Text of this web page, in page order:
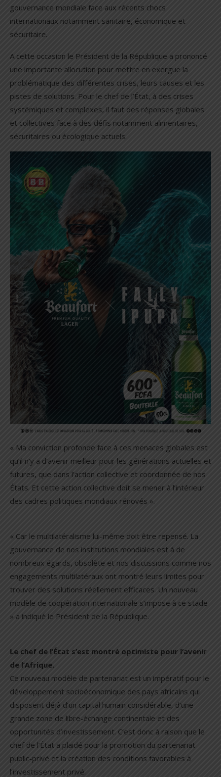
gouvernance mondiale face aux récents chocs
internationaux notamment sanitaire, économique et
sécuritaire.
A cette occasion le Président de la République a prononcé
une importante allocution pour mettre en exergue la
problématique des différentes crises, leurs causes et les
pistes de solutions. Pour le chef de l’État, à des crises
systémiques et complexes, il faut des réponses globales
et collectives face à des défis notamment alimentaires,
sécuritaires ou écologique actuels.
« Ma conviction profonde face à ces menaces globales est
qu’il n’y a d’avenir meilleur pour les générations actuelles et
futures, que dans l’action collective et coordonnée de nos
États. Et cette action collective doit se mener à l’intérieur
des cadres politiques mondiaux rénovés ».
« Car le multilatéralisme lui-même doit être repensé. La
gouvernance de nos institutions mondiales est à de
nombreux égards, obsolète et nos discussions comme nos
engagements multilatéraux ont montré leurs limites pour
trouver des solutions réellement efficaces. Un nouveau
modèle de coopération internationale s’impose à ce stade
» a indiqué le Président de la République.
Le chef de l’État s’est montré optimiste pour l’avenir
de l’Afrique.
Ce nouveau modèle de partenariat est un impératif pour le
développement socioéconomique des pays africains qui
disposent déjà d’un capital humain considérable, d’une
grande zone de libre-échange continentale et des
opportunités d’investissement. C’est donc à raison que le
chef de l’État a plaidé pour la promotion du partenariat
public-privé et la création des conditions favorables à
l’investissement privé.